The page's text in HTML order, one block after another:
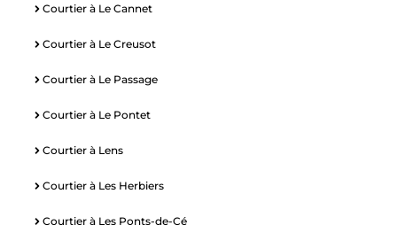
Courtier à Le Cannet
Courtier à Le Creusot
Courtier à Le Passage
Courtier à Le Pontet
Courtier à Lens
Courtier à Les Herbiers
Courtier à Les Ponts-de-Cé